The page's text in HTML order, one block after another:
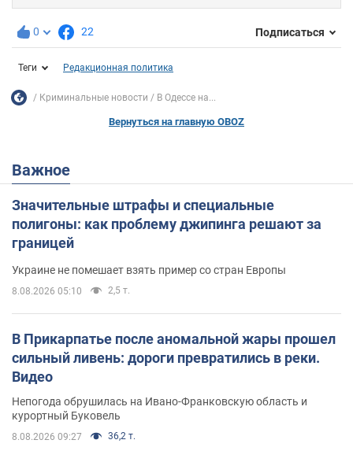
0 22 Подписаться
Теги Редакционная политика
Криминальные новости В Одессе на...
Вернуться на главную OBOZ
Важное
Значительные штрафы и специальные
полигоны: как проблему джипинга решают за
границей
Украине не помешает взять пример со стран Европы
8.08.2026 05:10 2,5 т.
В Прикарпатье после аномальной жары прошел
сильный ливень: дороги превратились в реки.
Видео
Непогода обрушилась на Ивано-Франковскую область и
курортный Буковель
8.08.2026 09:27 36,2 т.